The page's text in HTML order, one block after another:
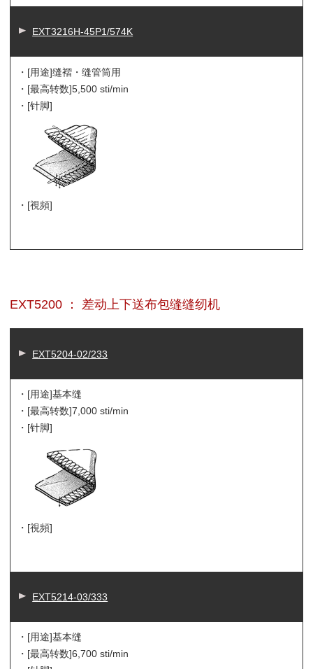
EXT3216H-45P1/574K
・[用途]缝褶・缝管筒用
・[最高转数]5,500 sti/min
・[针脚]
・[視頻]
EXT5200 ： 差动上下送布包缝缝纫机
EXT5204-02/233
・[用途]基本缝
・[最高转数]7,000 sti/min
・[针脚]
・[視頻]
EXT5214-03/333
・[用途]基本缝
・[最高转数]6,700 sti/min